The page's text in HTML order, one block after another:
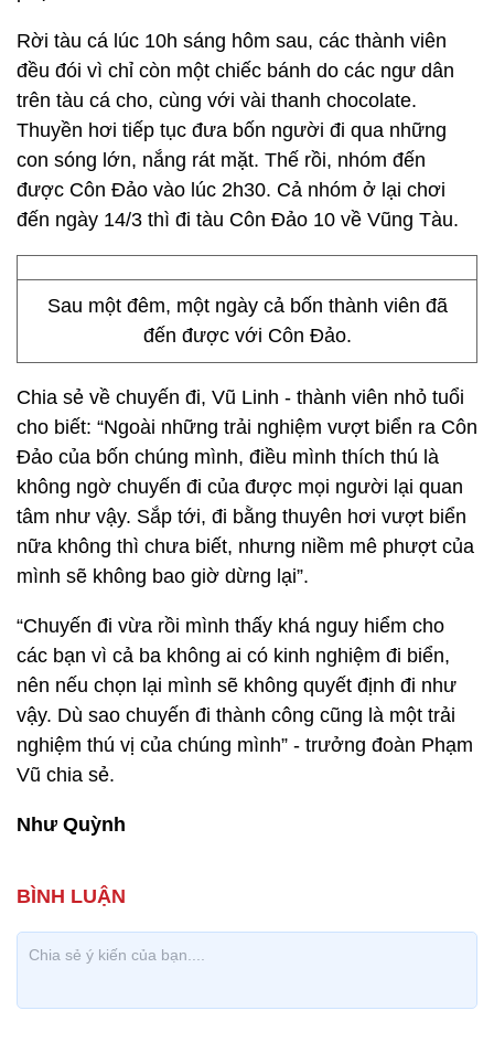
Rời tàu cá lúc 10h sáng hôm sau, các thành viên
đều đói vì chỉ còn một chiếc bánh do các ngư dân
trên tàu cá cho, cùng với vài thanh chocolate.
Thuyền hơi tiếp tục đưa bốn người đi qua những
con sóng lớn, nắng rát mặt. Thế rồi, nhóm đến
được Côn Đảo vào lúc 2h30. Cả nhóm ở lại chơi
đến ngày 14/3 thì đi tàu Côn Đảo 10 về Vũng Tàu.
Sau một đêm, một ngày cả bốn thành viên đã
đến được với Côn Đảo.
Chia sẻ về chuyến đi, Vũ Linh - thành viên nhỏ tuổi
cho biết: “Ngoài những trải nghiệm vượt biển ra Côn
Đảo của bốn chúng mình, điều mình thích thú là
không ngờ chuyến đi của được mọi người lại quan
tâm như vậy. Sắp tới, đi bằng thuyên hơi vượt biển
nữa không thì chưa biết, nhưng niềm mê phượt của
mình sẽ không bao giờ dừng lại”.
“Chuyến đi vừa rồi mình thấy khá nguy hiểm cho
các bạn vì cả ba không ai có kinh nghiệm đi biển,
nên nếu chọn lại mình sẽ không quyết định đi như
vậy. Dù sao chuyến đi thành công cũng là một trải
nghiệm thú vị của chúng mình” - trưởng đoàn Phạm
Vũ chia sẻ.
Như Quỳnh